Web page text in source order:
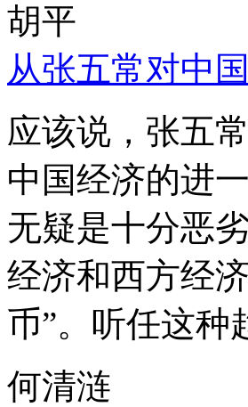
胡平
从张五常对中
应该说，张五
中国经济的进
无疑是十分恶
经济和西方经
币”。听任这种
何清涟